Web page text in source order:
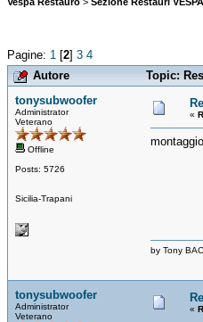
Pagine: 1 [2] 3 4
Autore
Topic:
tonysubwoofer
Administrator
Veterano
Offline
Posts: 5726
Sicilia-Trapani
«
by Tony
tonysubwoofer
Administrator
Veterano
«